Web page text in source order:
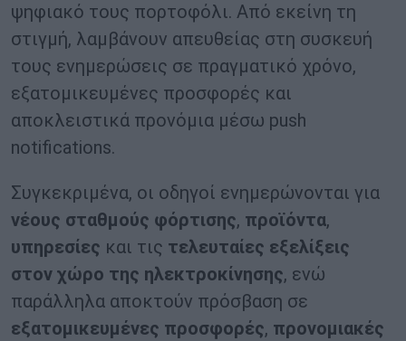
ψηφιακό τους πορτοφόλι. Από εκείνη τη
στιγμή, λαμβάνουν απευθείας στη συσκευή
τους ενημερώσεις σε πραγματικό χρόνο,
εξατομικευμένες προσφορές και
αποκλειστικά προνόμια μέσω push
notifications.
Συγκεκριμένα, οι οδηγοί ενημερώνονται για
νέους σταθμούς φόρτισης, προϊόντα,
υπηρεσίες και τις τελευταίες εξελίξεις
στον χώρο της ηλεκτροκίνησης, ενώ
παράλληλα αποκτούν πρόσβαση σε
εξατομικευμένες προσφορές, προνομιακές